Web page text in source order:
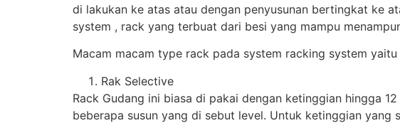
di lakukan ke atas atau dengan penyusunan bertingkat ke
system , rack yang terbuat dari besi yang mampu
Macam macam type rack pada system racking system yaitu
Rak Selective
Rack Gudang ini biasa di pakai dengan ketinggian hingga
beberapa susun yang di sebut level. Untuk ketinggian